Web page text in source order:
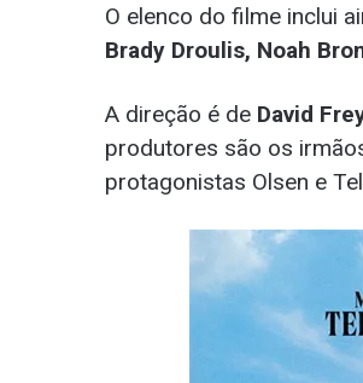
O elenco do filme inclui
Brady Droulis, Noah
A direção é de David
produtores são os
protagonistas Olsen e